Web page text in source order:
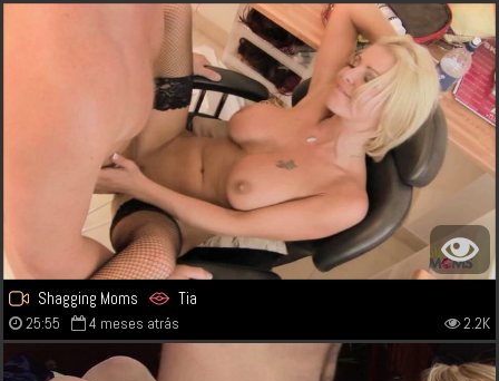
Shagging Moms Tia
25:55 4 meses atrás 2.2K